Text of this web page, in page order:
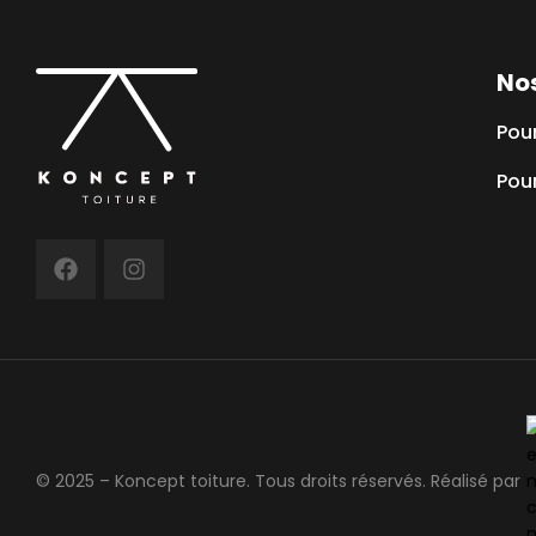
© 2025 – Koncept toiture. Tous droits réservés. Réalisé par